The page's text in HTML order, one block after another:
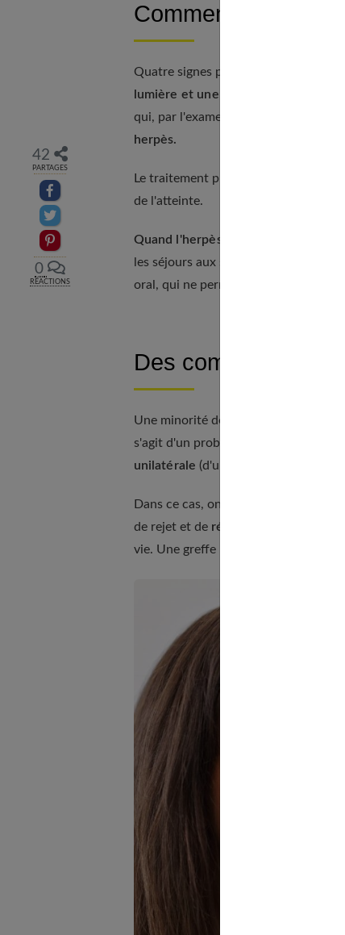
42
PARTAGES
Partager sur facebook
Partager sur Twitter
Epingler sur Pinterest
0
RÉACTIONS
Comment
Quatre signes peuvent y faire penser :
lumière et une baisse de la vision.
qui, par l'examen de l'œil (ou, plus
herpès.
Le traitement prescrit, en général
de l'atteinte.
Quand l'herpès oculaire fait de
les séjours aux sports d'hiver ou à la
oral, qui ne permet pas de détruire le
Des complications
Une minorité des herpès oculaires
s'agit d'un problème sérieux car
unilatérale (d'un seul œil) dans les
Dans ce cas, on envisage la greffe
de rejet et de récurrence de l'herpès
vie. Une greffe réussie permet